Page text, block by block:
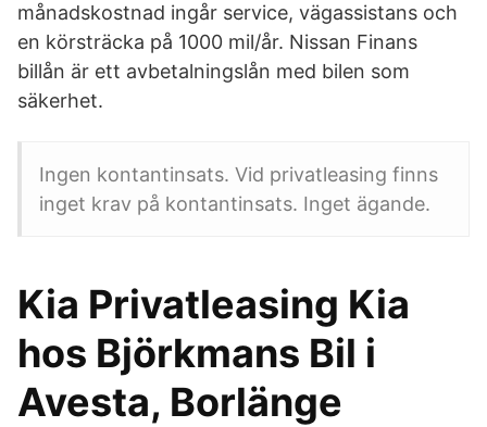
månadskostnad ingår service, vägassistans och
en körsträcka på 1000 mil/år. Nissan Finans
billån är ett avbetalningslån med bilen som
säkerhet.
Ingen kontantinsats. Vid privatleasing finns
inget krav på kontantinsats. Inget ägande.
Kia Privatleasing Kia
hos Björkmans Bil i
Avesta, Borlänge